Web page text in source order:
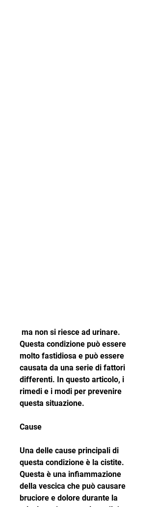
Questa condizione può essere
molto fastidiosa e può essere
causata da una serie di fattori
differenti. In questo articolo, i
rimedi e i modi per prevenire
questa situazione.
Cause
Una delle cause principali di
questa condizione è la cistite.
Questa è una infiammazione
della vescica che può causare
bruciore e dolore durante la